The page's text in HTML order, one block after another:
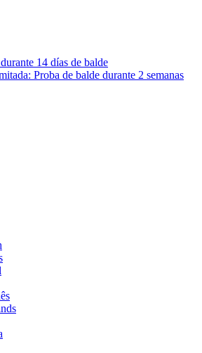
14 días de balde
Proba de balde durante 2 semanas